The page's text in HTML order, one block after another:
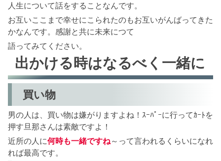
人生について話をすることなんです。
お互いここまで幸せにこられたのもお互いがんばってきた
かなんです。感謝と共に未来につて
語ってみてください。
出かける時はなるべく一緒に
買い物
男の人は、買い物は嫌がりますよね！ｽｰﾊﾟｰに行ってｶｰﾄを
押す旦那さんは素敵ですよ！
近所の人に何時も一緒ですね～って言われるくらいになれ
れば最高です。